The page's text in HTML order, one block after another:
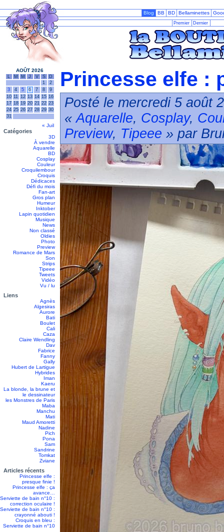
Blog BB BD Bellaminettes
Premier Dernier
AOÛT 2026
L M M J V S
D
1
2
3
4 5 6 7 8
9
10 11 12 13 14 15 16
17 18 19 20 21 22 23
24 25 26 27 28 29 30
31
« Juil
Catégories
3D
À vendre
Aquarelle
BD
Cosplay
Couleur
Croquilembour
Croquis
Dédicaces
Défi du mois
Fan-art
Gros plan
Humeur
Inktober
Lapin quotidien
Musique
News
Non classé
Oldies
Photo
Preview
Romance de Mars
Son
Strips
Tipeee
Tweets
Vidéo
Vu / lu
Liens
Agnès
Algesiras
Aurore
Bati
Boulet
Cali
Caza
Claire Wendling
Dav
Fabrice
Fanny
Gally
Hubert de Lartigue
Hybrides
Iman
Kaeru
La blonde, la brune et
le dessinateur
les Monstres de Paris
Maba
Manchu
Mati
Maud Amoretti
Nadine
Pich
Pona
Sam
Sandrine
Tomkat
Zviane
Articles récents
Princesse elfe :
presque finie !
Princesse elfe : ça
avance…
Serviette de bain n°10 :
correction oculaire !
Serviette de bain n°10 :
crayonné abouti !
Croquis en bleu :
Serviette de bain n°10
Princesse elfe :
Posté le mercredi 5 août
«Aquarelle, Cosplay,
Preview, Tipeee » par